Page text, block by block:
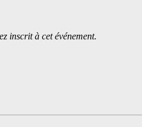
inscrit à cet événement.